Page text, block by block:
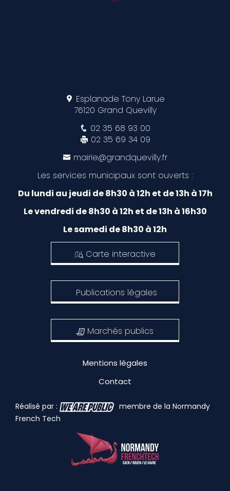
Esplanade Tony Larue
76120 Grand Quevilly
02 35 68 93 00
02 35 69 34 09
mairie@grandquevilly.fr
Les services municipaux sont ouverts :
Du lundi au jeudi de 8h30 à 12h et de 13h à 17h
Le vendredi de 8h30 à 12h et de 13h à 16h30
Le samedi de 8h30 à 12h
Carte interactive
Publications légales
Marchés publics
Mentions légales
Contact
Réalisé par :
membre de la Normandy
French Tech